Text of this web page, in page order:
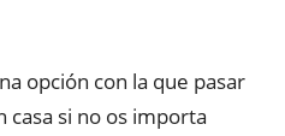
opción con la que pasar
casa si no os importa